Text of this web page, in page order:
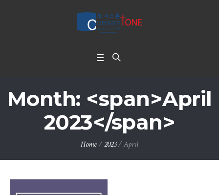
Month: <span>April
2023</span>
Home/2023/April